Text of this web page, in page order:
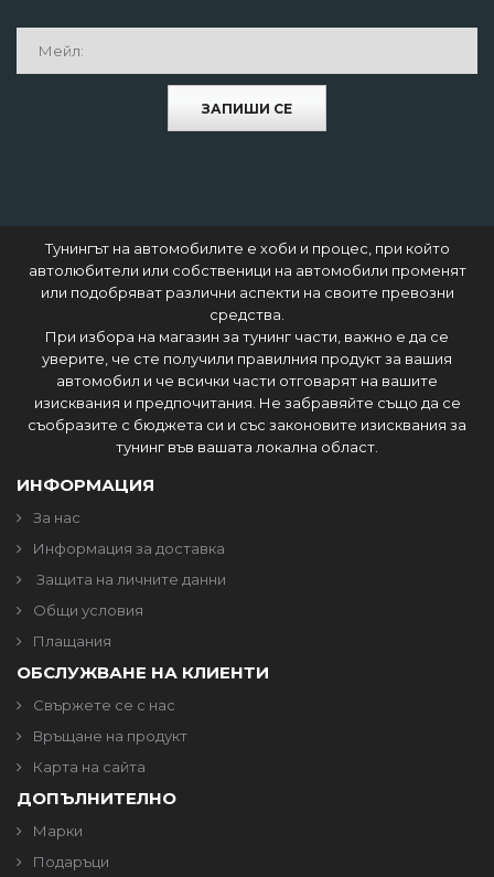
ЗАПИШИ СЕ
Тунингът на автомобилите е хоби и процес, при който
автолюбители или собственици на автомобили променят
или подобряват различни аспекти на своите превозни
средства.
При избора на магазин за тунинг части, важно е да се
уверите, че сте получили правилния продукт за вашия
автомобил и че всички части отговарят на вашите
изисквания и предпочитания. Не забравяйте също да се
съобразите с бюджета си и със законовите изисквания за
тунинг във вашата локална област.
ИНФОРМАЦИЯ
За нас
Информация за доставка
Защита на личните данни
Общи условия
Плащания
ОБСЛУЖВАНЕ НА КЛИЕНТИ
Свържете се с нас
Връщане на продукт
Карта на сайта
ДОПЪЛНИТЕЛНО
Марки
Подаръци